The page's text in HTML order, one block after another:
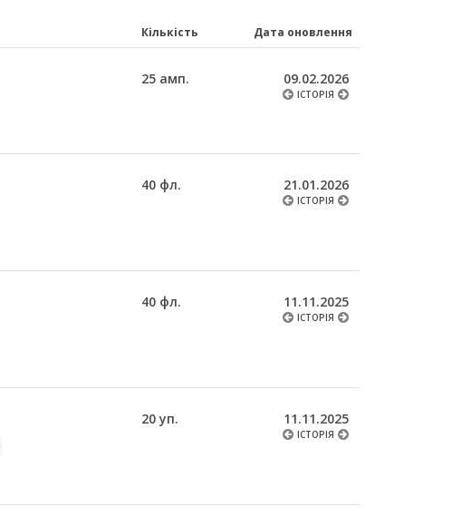
Кількість Дата оновлення
25 амп. 09.02.2026
ІСТОРІЯ
40 фл. 21.01.2026
ІСТОРІЯ
40 фл. 11.11.2025
ІСТОРІЯ
20 уп. 11.11.2025
ІСТОРІЯ